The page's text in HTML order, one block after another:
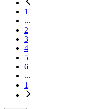
1
...
2
3
4
5
6
...
1